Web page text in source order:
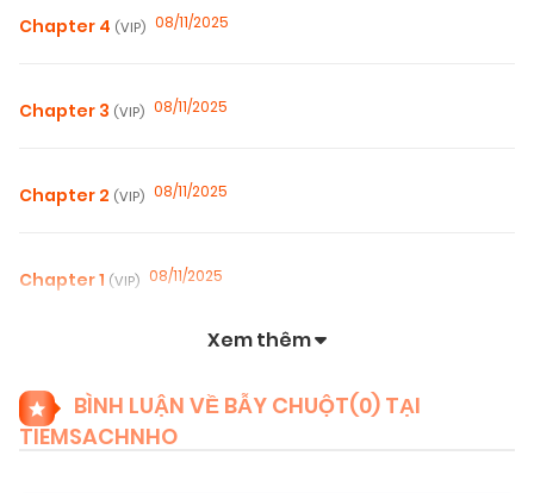
Chapter 4 (VIP) 08/11/2025
Chapter 3 (VIP) 08/11/2025
Chapter 2 (VIP) 08/11/2025
Chapter 1 (VIP) 08/11/2025
Xem thêm
BÌNH LUẬN VỀ BẪY CHUỘT(0) TẠI
TIEMSACHNHO